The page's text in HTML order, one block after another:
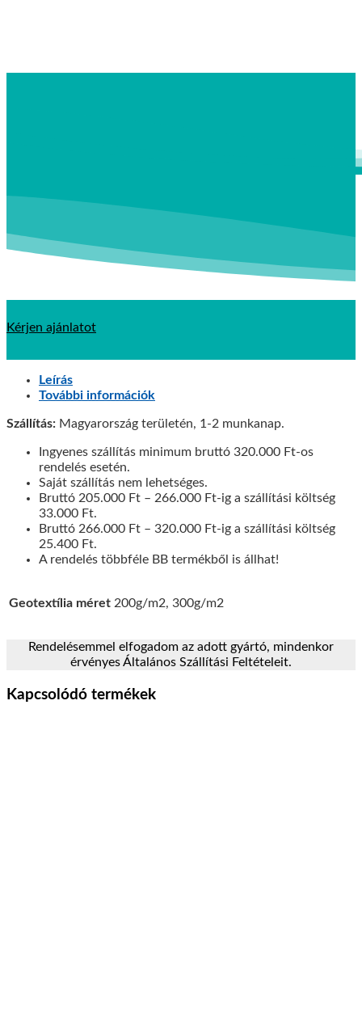
Kérjen ajánlatot
Leírás
További információk
Szállítás: Magyarország területén, 1-2 munkanap.
Ingyenes szállítás minimum bruttó 320.000 Ft-os
rendelés esetén.
Saját szállítás nem lehetséges.
Bruttó 205.000 Ft – 266.000 Ft-ig a szállítási költség
33.000 Ft.
Bruttó 266.000 Ft – 320.000 Ft-ig a szállítási költség
25.400 Ft.
A rendelés többféle BB termékből is állhat!
Geotextília méret 200g/m2, 300g/m2
Rendelésemmel elfogadom az adott gyártó, mindenkor
érvényes Általános Szállítási Feltételeit.
Kapcsolódó termékek